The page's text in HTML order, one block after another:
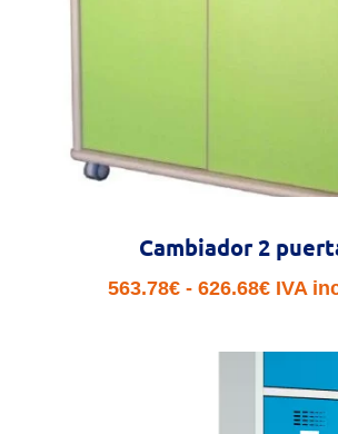
Cambiador 2
563.78€ - 626.68€Rango
desde
563.78€
IVA